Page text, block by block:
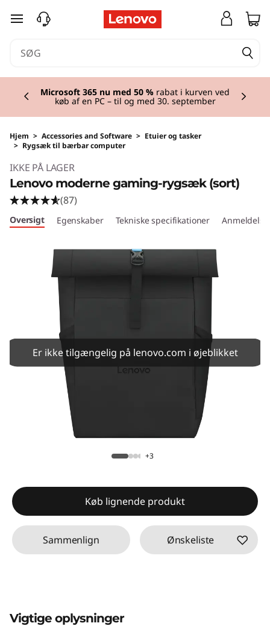
spring til hovedindhold
Microsoft 365 nu med 50 % rabat i kurven ved
køb af en PC – til og med 30. september
Hjem > Accessories and Software > Etuier og tasker
> Rygsæk til bærbar computer
IKKE PÅ LAGER
Lenovo moderne gaming-rygsæk (sort)
(87)
Oversigt Egenskaber Tekniske specifikationer
Er ikke tilgængelig på lenovo.com i øjeblikket
+3
Køb lignende produkt
Sammenlign Ønskeliste
Vigtige oplysninger